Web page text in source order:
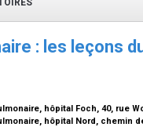
: les leçons
hôpital Foch, 40, rue
hôpital Nord, chemin